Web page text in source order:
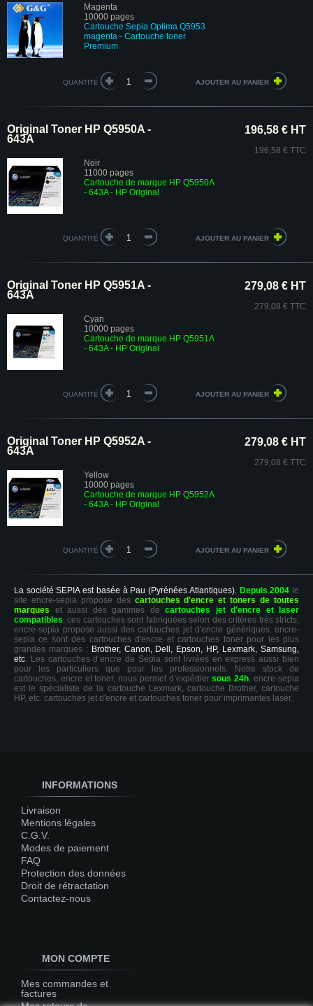
Magenta
10000 pages
Cartouche Sepia Optima Q5953
magenta - Cartouche toner
Premium
QUANTITÉ
Original Toner HP Q5950A -
643A
Noir
11000 pages
Cartouche de marque HP Q5950A
- 643A - HP Original
196,58 € HT
196,58 € TTC
QUANTITÉ
Original Toner HP Q5951A -
643A
Cyan
10000 pages
Cartouche de marque HP Q5951A
- 643A - HP Original
279,08 € HT
279,08 € TTC
QUANTITÉ
Original Toner HP Q5952A -
643A
Yellow
10000 pages
Cartouche de marque HP Q5952A
- 643A - HP Original
279,08 € HT
279,08 € TTC
QUANTITÉ
La société SEPIA est basée à Pau (Pyrénées Atlantiques). Depuis 2004 le
site encre-sepia propose des cartouches d'encre et toners de toutes
marques et aussi des gammes de cartouches jet d'encre et laser
compatibles, ces cartouches sont fabriquées selon des critères très stricts,
encre-sepia propose aussi des cartouches jet d'encre génériques. encre-
sepia ce sont des cartouches d'encre et cartouches toner pour les plus
grandes marques : Brother, Canon, Dell, Epson, HP, Lexmark, Samsung,
etc. Les cartouches d’encre de Sepia sont livrées en express aussi bien
pour les particuliers que pour les professionnels. Notre stock de
cartouches, encre et toner, nous permet d’expédiersous 24h. encre-sepia
est le spécialiste de la cartouche Lexmark, cartouche Brother, cartouche
HP, etc. cartouches jet d'encre et cartouches toner pour imprimantes laser.
INFORMATIONS
Livraison
Mentions légales
C.G.V.
Modes de paiement
FAQ
Protection des données
Droit de rétractation
Contactez-nous
MON COMPTE
Mes commandes et
factures